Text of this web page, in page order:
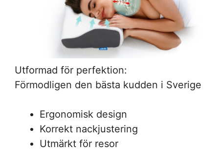
Utformad för perfektion:
Förmodligen den bästa kudden i Sverige
Ergonomisk design
Korrekt nackjustering
Utmärkt för resor